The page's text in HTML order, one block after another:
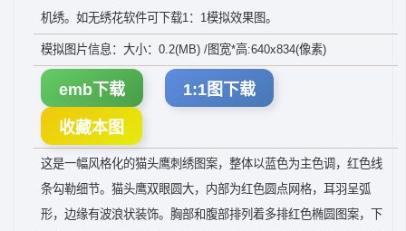
机绣。如无绣花软件可下载1：1模拟效果图。
模拟图片信息：大小：0.2(MB) /图宽*高:640x834(像素)
emb下载 1:1图下载
收藏本图
这是一幅风格化的猫头鹰刺绣图案，整体以蓝色为主色调，红色线
条勾勒细节。猫头鹰双眼圆大，内部为红色圆点网格，耳羽呈弧
形，边缘有波浪状装饰。胸部和腹部排列着多排红色椭圆图案，下